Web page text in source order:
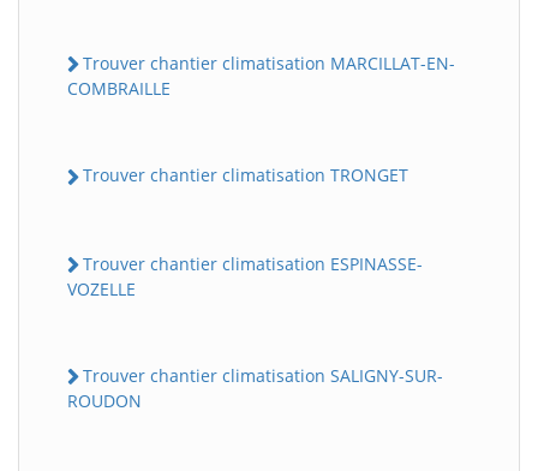
Trouver chantier climatisation MARCILLAT-EN-
COMBRAILLE
Trouver chantier climatisation TRONGET
Trouver chantier climatisation ESPINASSE-
VOZELLE
Trouver chantier climatisation SALIGNY-SUR-
ROUDON